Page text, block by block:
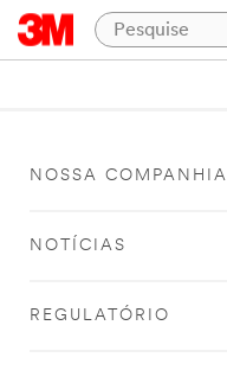
NOSSA COMPANHIA
NOTÍCIAS
REGULATÓRIO